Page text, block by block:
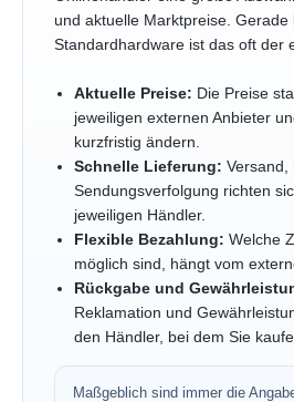
und aktuelle Marktpreise. Gerade
Standardhardware ist das oft der
Aktuelle Preise: Die Preise
jeweiligen externen Anbieter
kurzfristig ändern.
Schnelle Lieferung: Versand,
Sendungsverfolgung richten
jeweiligen Händler.
Flexible Bezahlung: Welche
möglich sind, hängt vom
Rückgabe und
Reklamation und
den Händler, bei dem Sie
Maßgeblich sind immer die